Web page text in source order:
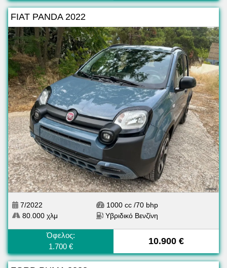
FIAT PANDA 2022
7/2022
80.000 χλμ
1000 cc /70 bhp
Υβριδικό Βενζίνη
Όφελος:
1.700 €
10.900 €